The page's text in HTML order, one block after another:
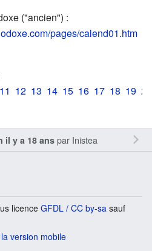
("ancien") :
pages/calend01.htm
11 12 13 14 15 16 17 18 19 20
il y a 18 anspar Inistea
licence GFDL / CC by-sa sauf
version mobile